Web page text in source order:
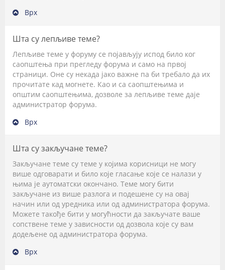
Врх
Шта су лепљиве теме?
Лепљиве теме у форуму се појављују испод било ког
саопштења при прегледу форума и само на првој
страници. Оне су некада јако важне па би требало да их
прочитате кад могнете. Као и са саопштењима и
општим саопштењима, дозволе за лепљиве теме даје
администратор форума.
Врх
Шта су закључане теме?
Закључане теме су теме у којима корисници не могу
више одговарати и било које гласање које се налази у
њима је аутоматски окончано. Теме могу бити
закључане из више разлога и подешене су на овај
начин или од уредника или од администратора форума.
Можете такође бити у могућности да закључате ваше
сопствене теме у зависности од дозвола које су вам
додељене од администратора форума.
Врх